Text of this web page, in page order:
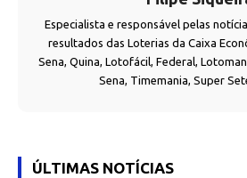
Especialista e responsável pelas
resultados das Loterias da Caixa
Sena, Quina, Lotofácil, Federal,
Sena, Timemania, Super
ÚLTIMAS NOTÍCIAS